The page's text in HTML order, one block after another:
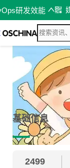
研发效能
基础信息
2499